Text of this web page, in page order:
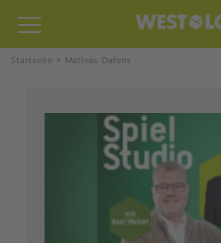
Zum
Inhalt
springen
Startseite » Mathias Dahms